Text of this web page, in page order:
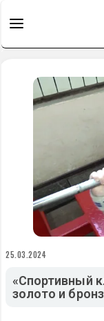
25.03.2024
«Спортивный
золото и